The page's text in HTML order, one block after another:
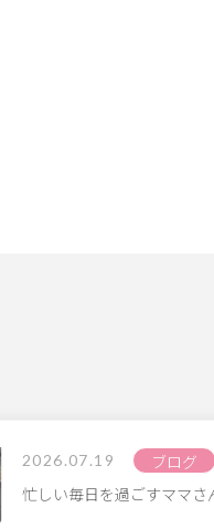
2026.07.19
ブログ
忙しい毎日を過ごすママ